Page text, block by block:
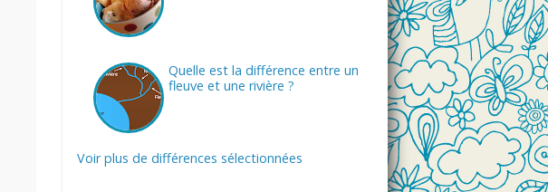
Quelle est la différence entre un
fleuve et une rivière ?
Voir plus de différences sélectionnées